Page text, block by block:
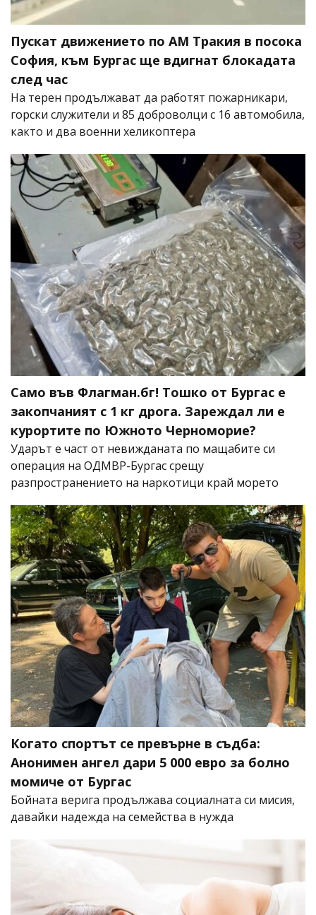
Пускат движението по АМ Тракия в посока
София, към Бургас ще вдигнат блокадата
след час
На терен продължават да работят пожарникари,
горски служители и 85 доброволци с 16 автомобила,
както и два военни хеликоптера
Само във Флагман.бг! Тошко от Бургас е
закопчаният с 1 кг дрога. Зареждал ли е
курортите по Южното Черноморие?
Ударът е част от невижданата по мащабите си
операция на ОДМВР-Бургас срещу
разпространението на наркотици край морето
Когато спортът се превърне в съдба:
Анонимен ангел дари 5 000 евро за болно
момиче от Бургас
Бойната верига продължава социалната си мисия,
давайки надежда на семейства в нужда